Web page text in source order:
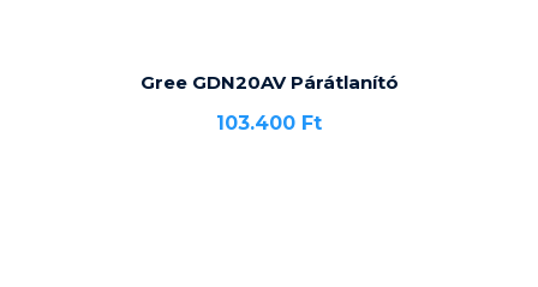
Gree GDN20AV Párátlanító
103.400 Ft